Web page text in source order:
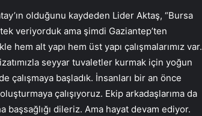
olduğunu kaydeden Lider Aktaş, “Bursa
veriyorduk ama şimdi Gaziantep’ten
hem alt yapı hem üst yapı çalışmalarımız var.
seyyar tuvaletler kurmak için yoğun
çalışmaya başladık. İnsanları bir an önce
çalışıyoruz. Ekip arkadaşlarıma da
dileriz. Ama hayat devam ediyor.